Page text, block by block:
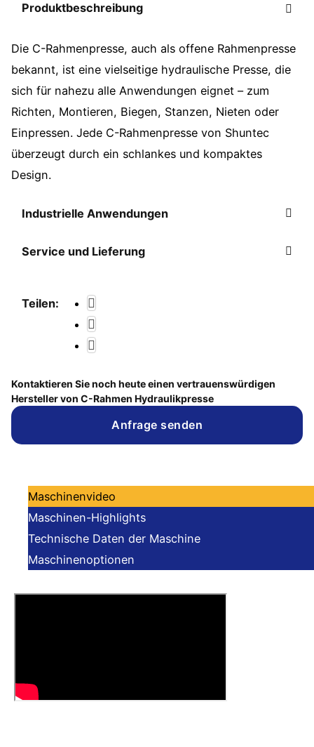
Produktbeschreibung
Die C-Rahmenpresse, auch als offene Rahmenpresse
bekannt, ist eine vielseitige hydraulische Presse, die
sich für nahezu alle Anwendungen eignet – zum
Richten, Montieren, Biegen, Stanzen, Nieten oder
Einpressen. Jede C-Rahmenpresse von Shuntec
überzeugt durch ein schlankes und kompaktes
Design.
Industrielle Anwendungen
Service und Lieferung
Teilen:
Kontaktieren Sie noch heute einen vertrauenswürdigen
Hersteller von C-Rahmen Hydraulikpresse
Anfrage senden
Maschinenvideo
Maschinen-Highlights
Technische Daten der Maschine
Maschinenoptionen